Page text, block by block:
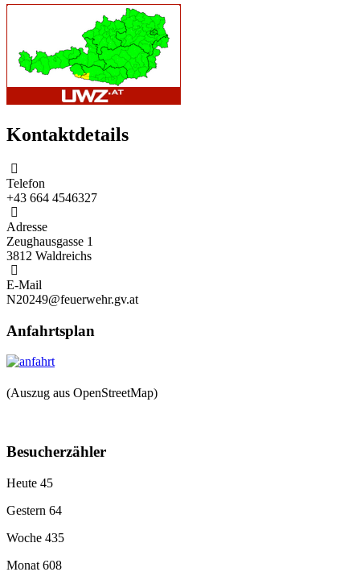
Kontaktdetails
Telefon
+43 664 4546327
Adresse
Zeughausgasse 1
3812 Waldreichs
E-Mail
N20249@feuerwehr.gv.at
Anfahrtsplan
(Auszug aus OpenStreetMap)
Besucherzähler
Heute 45
Gestern 64
Woche 435
Monat 608